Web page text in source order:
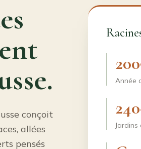
conçoit
allées
pensés
Année